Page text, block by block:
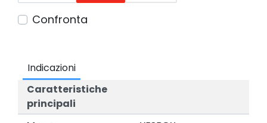
Confronta
Indicazioni
Caratteristiche
principali